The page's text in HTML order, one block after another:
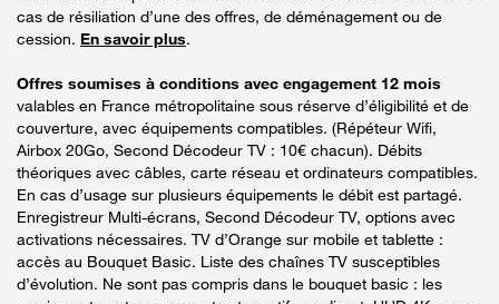
cas de résiliation d’une des offres, de déménagement ou de
cession. En savoir plus.
Offres soumises à conditions avec engagement 12 mois
valables en France métropolitaine sous réserve d’éligibilité et de
couverture, avec équipements compatibles. (Répéteur Wifi,
Airbox 20Go, Second Décodeur TV : 10€ chacun). Débits
théoriques avec câbles, carte réseau et ordinateurs compatibles.
En cas d’usage sur plusieurs équipements le débit est partagé.
Enregistreur Multi-écrans, Second Décodeur TV, options avec
activations nécessaires. TV d’Orange sur mobile et tablette :
accès au Bouquet Basic. Liste des chaînes TV susceptibles
d’évolution. Ne sont pas compris dans le bouquet basic : les